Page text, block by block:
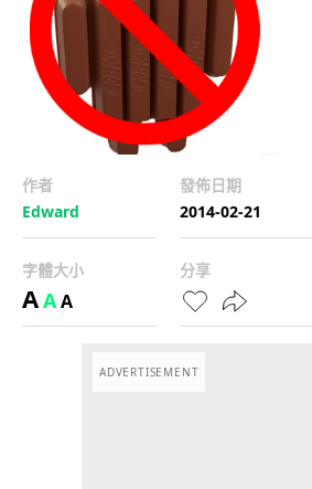
作者
Edward
發佈日期
2014-02-21
字體大小
AAA
分享
ADVERTISEMENT